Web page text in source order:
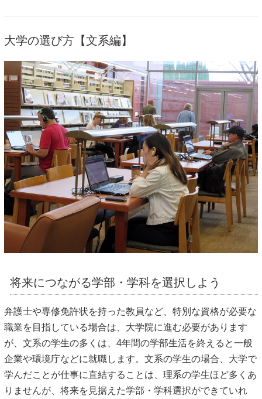
大学の選び方【文系編】
将来につながる学部・学科を選択しよう
弁護士や専修免許状を持った教員など、特別な資格が必要な
職業を目指している場合は、大学院に進む必要があります
が、文系の学生の多くは、4年間の学部生活を終えると一般
企業や環境庁などに就職します。文系の学生の場合、大学で
学んだことが仕事に直結することは、理系の学生ほど多くあ
りませんが、将来を見据えた学部・学科選択ができていれ